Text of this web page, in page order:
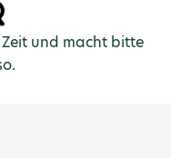
und macht bitte